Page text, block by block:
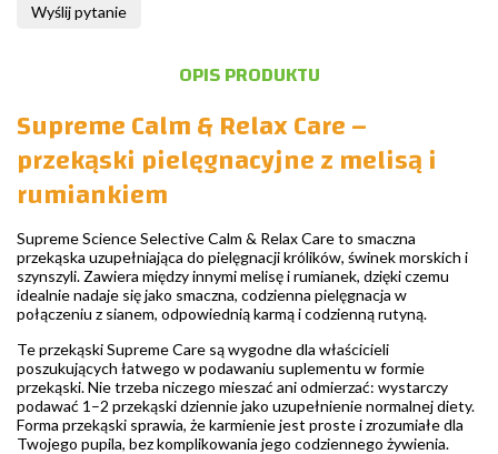
Wyślij pytanie
OPIS PRODUKTU
Supreme Calm & Relax Care –
przekąski pielęgnacyjne z melisą i
rumiankiem
Supreme Science Selective Calm & Relax Care to smaczna
przekąska uzupełniająca do pielęgnacji królików, świnek morskich i
szynszyli. Zawiera między innymi melisę i rumianek, dzięki czemu
idealnie nadaje się jako smaczna, codzienna pielęgnacja w
połączeniu z sianem, odpowiednią karmą i codzienną rutyną.
Te przekąski Supreme Care są wygodne dla właścicieli
poszukujących łatwego w podawaniu suplementu w formie
przekąski. Nie trzeba niczego mieszać ani odmierzać: wystarczy
podawać 1–2 przekąski dziennie jako uzupełnienie normalnej diety.
Forma przekąski sprawia, że karmienie jest proste i zrozumiałe dla
Twojego pupila, bez komplikowania jego codziennego żywienia.